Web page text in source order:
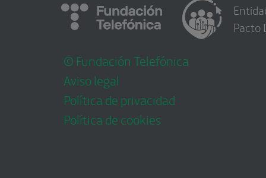
© Fundación Telefónica
Aviso legal
Política de privacidad
Política de cookies
Pacto